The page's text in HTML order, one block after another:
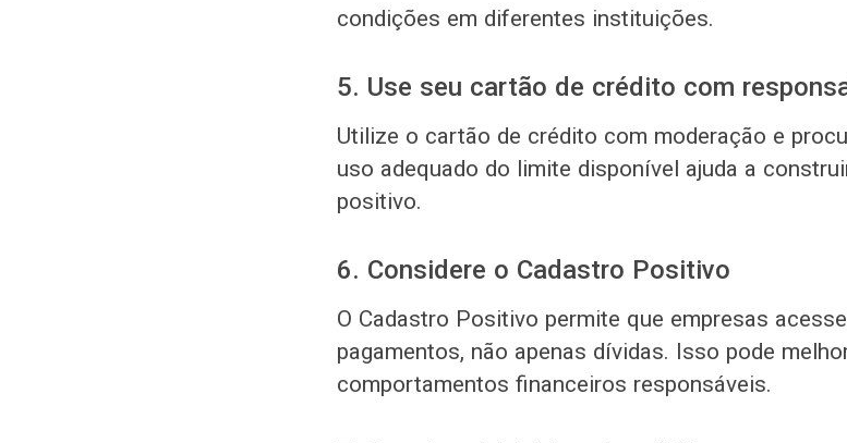
condições em diferentes instituições.
5. Use seu cartão de crédito com
Utilize o cartão de crédito com moderação e
uso adequado do limite disponível ajuda a
positivo.
6. Considere o Cadastro Positivo
O Cadastro Positivo permite que empresas
pagamentos, não apenas dívidas. Isso pode
comportamentos financeiros responsáveis.